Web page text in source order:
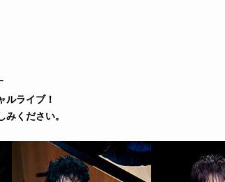
ルライブ！
ください。